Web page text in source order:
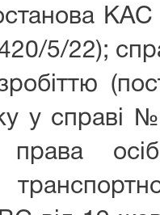
5/22);
у справі